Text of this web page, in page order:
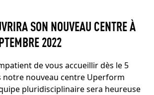
SON NOUVEAU CENTRE À
2022
de vous accueillir dès le 5
notre nouveau centre Uperform
pluridisciplinaire sera heureuse